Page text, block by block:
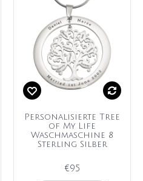
Personalisierte Tree
of My Life
Waschmaschine 8
Sterling Silber
€95